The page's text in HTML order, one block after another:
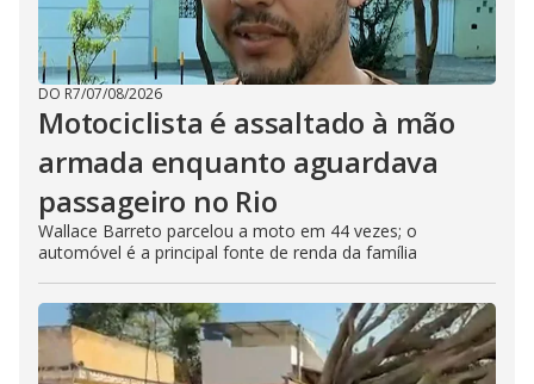
DO R7/07/08/2026
Motociclista é assaltado à mão
armada enquanto aguardava
passageiro no Rio
Wallace Barreto parcelou a moto em 44 vezes; o
automóvel é a principal fonte de renda da família